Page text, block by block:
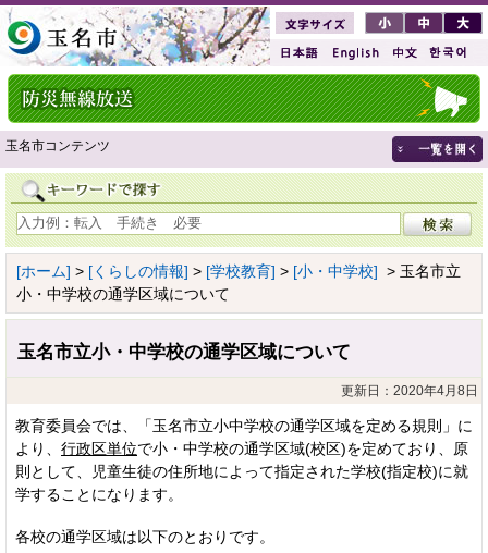
玉名市コンテンツ
[ホーム] > [くらしの情報] > [学校教育] > [小・中学校] > 玉名市立
小・中学校の通学区域について
玉名市立小・中学校の通学区域について
更新日：2020年4月8日
教育委員会では、「玉名市立小中学校の通学区域を定める規則」に
より、 行政区単位で小・中学校の通学区域(校区)を定めており、原
則として、児童生徒の住所地によって指定された学校(指定校)に就
学することになります。
各校の通学区域は以下のとおりです。